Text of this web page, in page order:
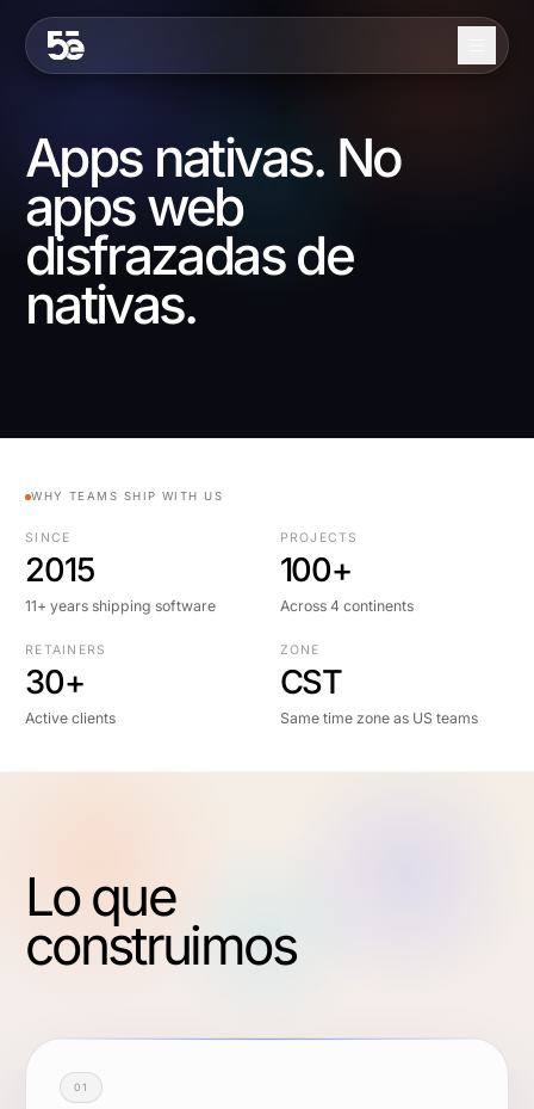
Servicios
Industrias
Trabajo
Blog
Apps nativas. No
apps web
disfrazadas de
nativas.
WHY TEAMS SHIP WITH US
SINCE
2015
11+ years shipping software
PROJECTS
100+
Across 4 continents
RETAINERS
30+
Active clients
ZONE
CST
Same time zone as US teams
Lo que
construimos
01